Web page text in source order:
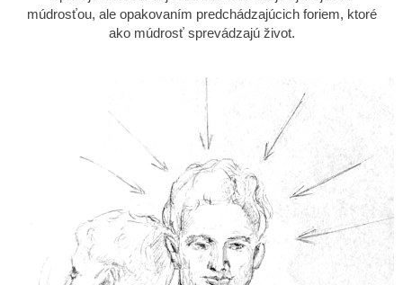
múdrosťou, ale opakovaním predchádzajúcich foriem, ktoré
ako múdrosť sprevádzajú život.